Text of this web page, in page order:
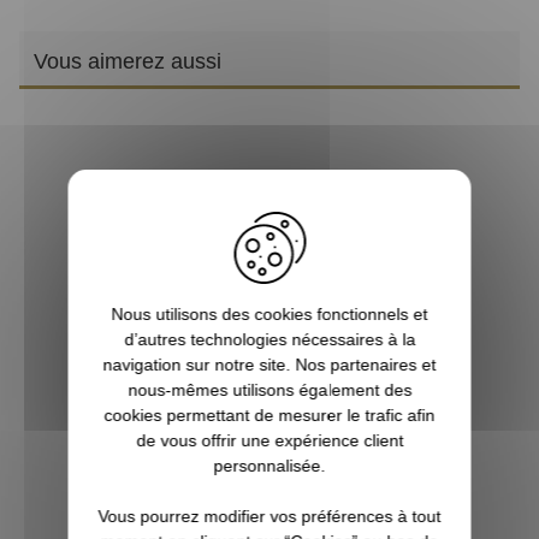
Vous aimerez aussi
Carabine multi-coups à air comprimé Roadster
10xGen2 et lunette 4x32 WR GAMO
335,00 €
Nous utilisons des cookies fonctionnels et
d’autres technologies nécessaires à la
navigation sur notre site. Nos partenaires et
nous-mêmes utilisons également des
cookies permettant de mesurer le trafic afin
de vous offrir une expérience client
personnalisée.
Vous pourrez modifier vos préférences à tout